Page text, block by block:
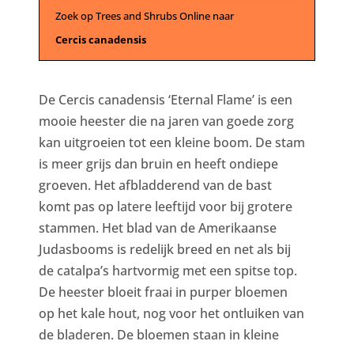
Zoek op Trees and Shrubs Online naar
Cercis canadensis
De Cercis canadensis ‘Eternal Flame’ is een
mooie heester die na jaren van goede zorg
kan uitgroeien tot een kleine boom. De stam
is meer grijs dan bruin en heeft ondiepe
groeven. Het afbladderend van de bast
komt pas op latere leeftijd voor bij grotere
stammen. Het blad van de Amerikaanse
Judasbooms is redelijk breed en net als bij
de catalpa’s hartvormig met een spitse top.
De heester bloeit fraai in purper bloemen
op het kale hout, nog voor het ontluiken van
de bladeren. De bloemen staan in kleine